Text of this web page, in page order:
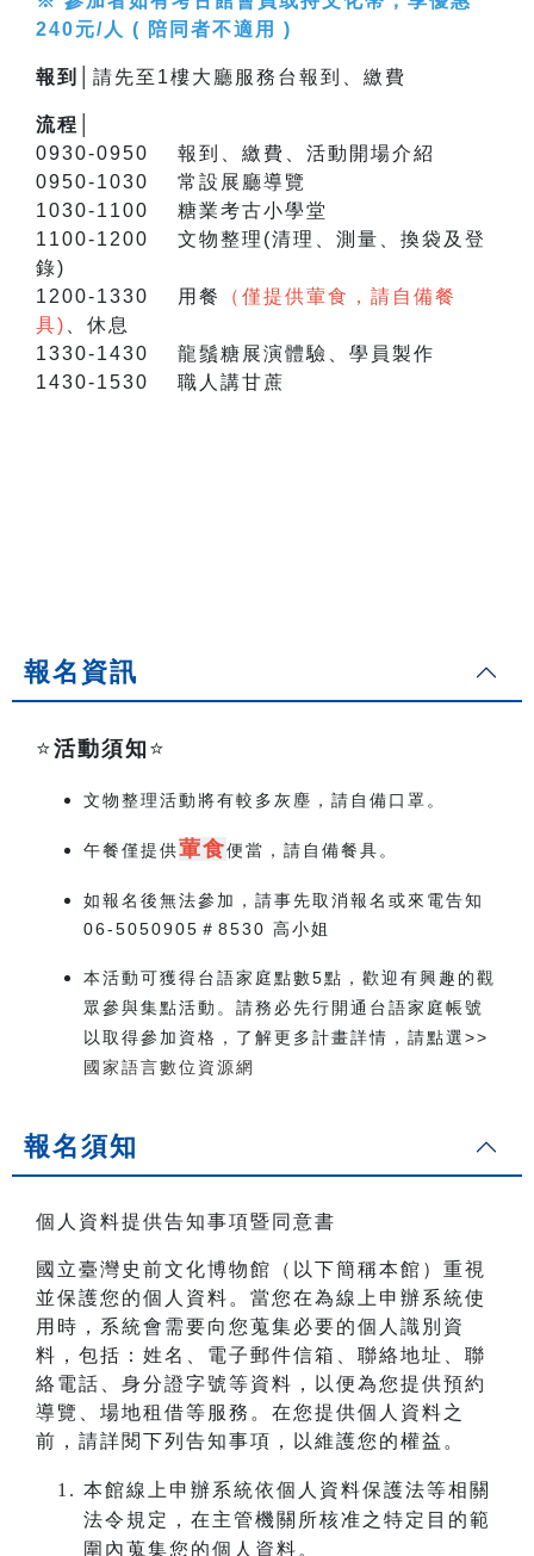
240元/人 ( 陪同者不適用 )
報到│ 請先至1樓大廳服務台報到、繳費
流程│
0930-0950 報到、繳費、活動開場介紹
0950-1030 常設展廳導覽
1030-1100 糖業考古小學堂
1100-1200 文物整理(清理、測量、換袋及登
錄)
1200-1330 用餐
（僅提供葷食，請自備餐
具)
、休息
1330-1430 龍鬚糖展演體驗、學員製作
1430-1530 職人講甘蔗
報名資訊
⭐️活動須知 ⭐️
文物整理活動將有較多灰塵，請自備口罩。
午餐僅提供葷食便當，請自備餐具。
如報名後無法參加，請事先取消報名或來電告知
06-5050905＃8530 高小姐
本活動可獲得台語家庭點數5點，歡迎有興趣的觀
眾參與集點活動。請務必先行開通台語家庭帳號
以取得參加資格，了解更多計畫詳情，請點選>>
國家語言數位資源網
報名須知
個人資料提供告知事項暨同意書
國立臺灣史前文化博物館（以下簡稱本館）重視
並保護您的個人資料。當您在為線上申辦系統使
用時，系統會需要向您蒐集必要的個人識別資
料，包括：姓名、電子郵件信箱、聯絡地址、聯
絡電話、身分證字號等資料，以便為您提供預約
導覽、場地租借等服務。在您提供個人資料之
前，請詳閱下列告知事項，以維護您的權益。
本館線上申辦系統依個人資料保護法等相關
法令規定，在主管機關所核准之特定目的範
圍內蒐集您的個人資料。